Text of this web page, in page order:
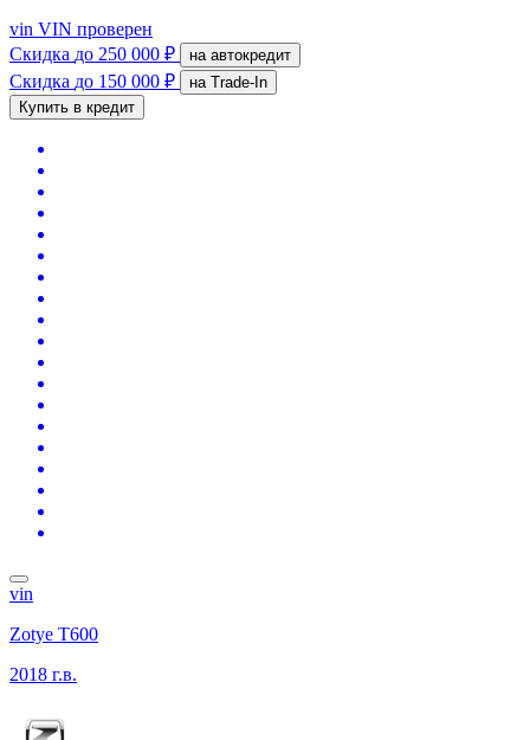
vin VIN проверен
Скидка до 250 000 ₽ на автокредит
Скидка до 150 000 ₽
на Trade-In
Купить в кредит
vin
Zotye T600
2018 г.в.